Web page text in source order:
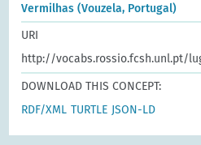
Vermilhas (Vouzela, Portugal)
URI
http://vocabs.rossio.fcsh.unl.pt/
DOWNLOAD THIS CONCEPT:
RDF/XML TURTLE JSON-LD